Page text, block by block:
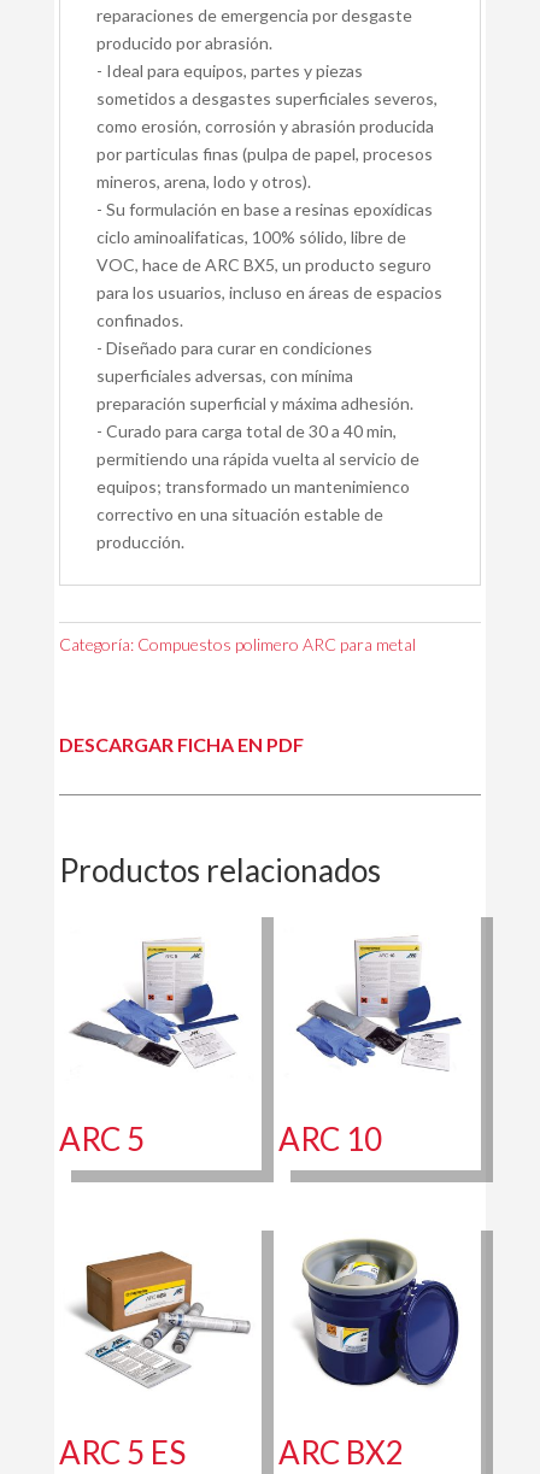
reparaciones de emergencia por desgaste
producido por abrasión.
- Ideal para equipos, partes y piezas
sometidos a desgastes superficiales severos,
como erosión, corrosión y abrasión producida
por particulas finas (pulpa de papel, procesos
mineros, arena, lodo y otros).
- Su formulación en base a resinas epoxídicas
ciclo aminoalifaticas, 100% sólido, libre de
VOC, hace de ARC BX5, un producto seguro
para los usuarios, incluso en áreas de espacios
confinados.
- Diseñado para curar en condiciones
superficiales adversas, con mínima
preparación superficial y máxima adhesión.
- Curado para carga total de 30 a 40 min,
permitiendo una rápida vuelta al servicio de
equipos; transformado un mantenimienco
correctivo en una situación estable de
producción.
Categoría: Compuestos polimero ARC para metal
DESCARGAR FICHA EN PDF
Productos relacionados
ARC 5 ARC 10
ARC 5 ES ARC BX2